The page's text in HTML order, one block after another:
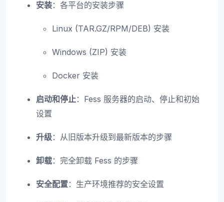
安装：各平台的安装步骤
Linux (TAR.GZ/RPM/DEB) 安装
Windows (ZIP) 安装
Docker 安装
启动和停止：Fess 服务器的启动、停止和初始
设置
升级：从旧版本升级到最新版本的步骤
卸载：完全卸载 Fess 的步骤
安全配置：生产环境推荐的安全设置